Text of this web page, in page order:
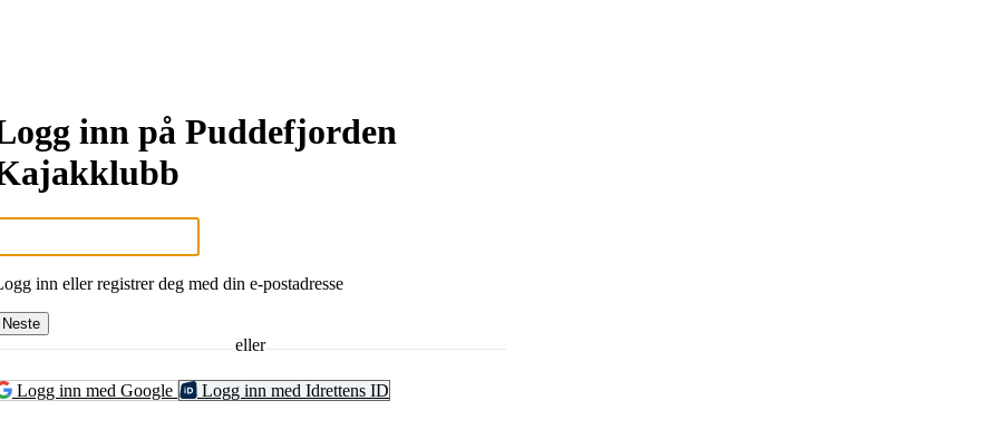
inn på Puddefjorden
inn eller registrer deg med din e-postadresse
Neste
eller
Logg inn med Google Logg inn med Idrettens ID